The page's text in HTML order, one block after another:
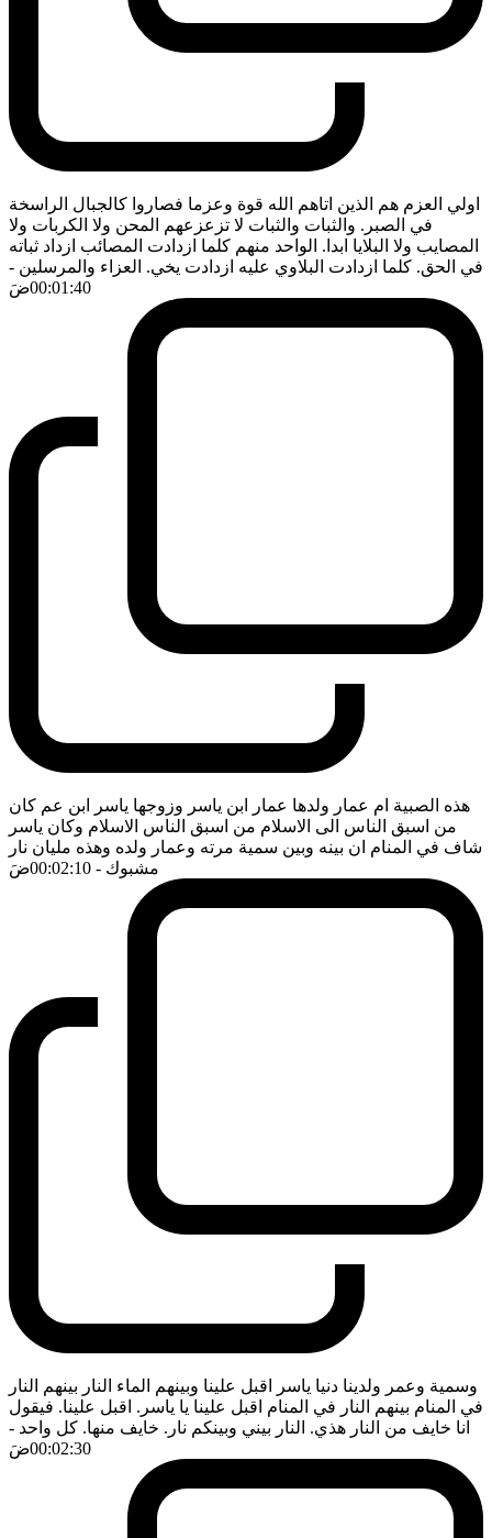
اولي العزم هم الذين اتاهم الله قوة وعزما فصاروا كالجبال الراسخة
في الصبر. والثبات والثبات لا تزعزعهم المحن ولا الكربات ولا
المصايب ولا البلايا ابدا. الواحد منهم كلما ازدادت المصائب ازداد ثباته
في الحق. كلما ازدادت البلاوي عليه ازدادت يخي. العزاء والمرسلين -
00:01:40ضَ
هذه الصبية ام عمار ولدها عمار ابن ياسر وزوجها ياسر ابن عم كان
من اسبق الناس الى الاسلام من اسبق الناس الاسلام وكان ياسر
شاف في المنام ان بينه وبين سمية مرته وعمار ولده وهذه مليان نار
مشبوك - 00:02:10 ضَ
وسمية وعمر ولدينا دنيا ياسر اقبل علينا وبينهم الماء النار بينهم النار
في المنام بينهم النار في المنام اقبل علينا يا ياسر. اقبل علينا. فيقول
انا خايف من النار هذي. النار بيني وبينكم نار. خايف منها. كل واحد -
00:02:30ضَ